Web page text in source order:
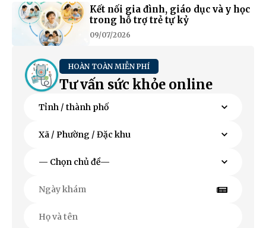
Kết nối gia đình, giáo dục và y học
trong hỗ trợ trẻ tự kỷ
09/07/2026
HOÀN TOÀN MIỄN PHÍ
Tư vấn sức khỏe online